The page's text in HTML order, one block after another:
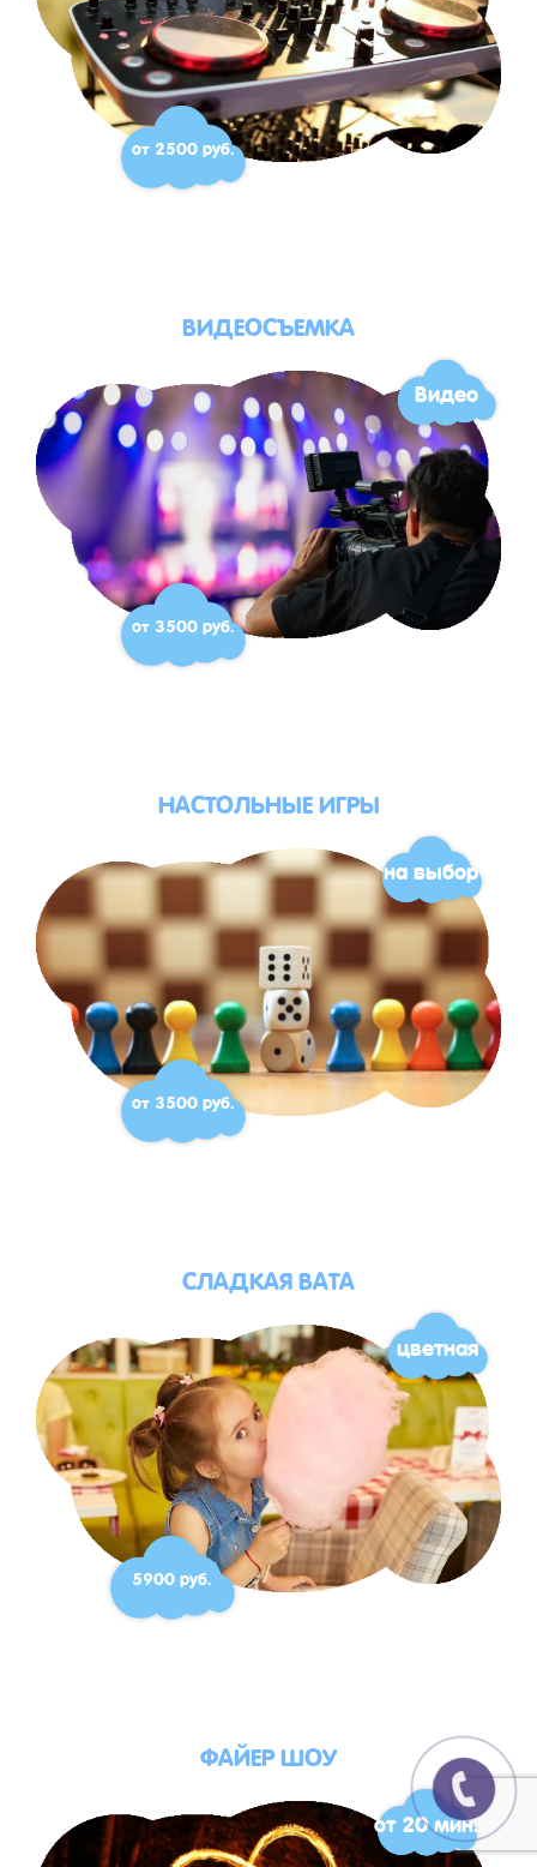
от 2500 руб.
ВИДЕОСЪЕМКА
Видео
от 3500 руб.
НАСТОЛЬНЫЕ ИГРЫ
на выбор
от 3500 руб.
СЛАДКАЯ ВАТА
цветная
5900 руб.
ФАЙЕР ШОУ
от 20 мин.